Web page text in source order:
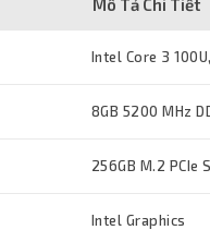
Mô Tả Chi Tiết
Intel Core 3
8GB 5200 MHz
256GB M.2 PCIe
Intel Graphics